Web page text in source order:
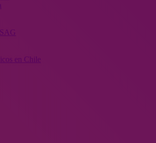
en Chile